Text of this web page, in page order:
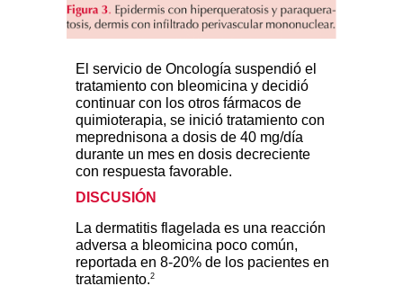
El servicio de Oncología suspendió el
tratamiento con bleomicina y decidió
continuar con los otros fármacos de
quimioterapia, se inició tratamiento con
meprednisona a dosis de 40 mg/día
durante un mes en dosis decreciente
con respuesta favorable.
DISCUSIÓN
La dermatitis flagelada es una reacción
adversa a bleomicina poco común,
reportada en 8-20% de los pacientes en
tratamiento.2